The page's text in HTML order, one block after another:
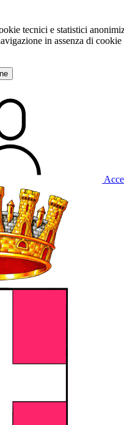
tecnici e statistici
in assenza di